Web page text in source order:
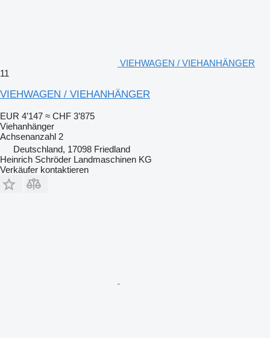
VIEHWAGEN / VIEHANHÄNGER
11
VIEHWAGEN / VIEHANHÄNGER
EUR 4’147 ≈ CHF 3’875
Viehanhänger
Achsenanzahl 2
Deutschland, 17098 Friedland
Heinrich Schröder Landmaschinen KG
Verkäufer kontaktieren